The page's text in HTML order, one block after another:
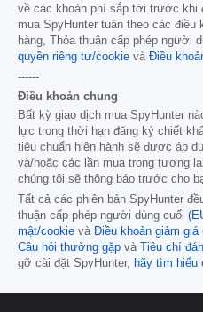
về các khoản phí sắp tới trước khi
mua SpyHunter tuân theo các điều
hàng, Thỏa thuận cấp phép người
quyền riêng tư/cookie và Điều
------
Điều khoản chung
Bất kỳ giao dịch mua SpyHunter
lực trong thời hạn đăng ký chiết
tiêu chuẩn hiện hành sẽ được áp
và/hoặc các lần mua trong tương
chúng tôi sẽ thông báo trước cho
Tất cả các phiên bản SpyHunter
thuận cấp phép người dùng cuối
mật/cookie và Điều khoản giảm giá
Câu hỏi thường gặp và Tiêu chí
gỡ cài đặt SpyHunter, hãy tìm hiểu